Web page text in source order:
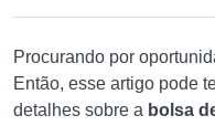
Procurando por
Então, esse artigo pode
detalhes sobre a bolsa